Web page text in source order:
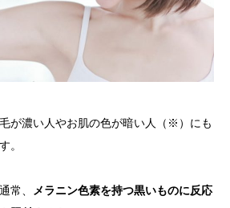
が濃い人やお肌の色が暗い人（※）にも
。
常、 メラニン色素を持つ黒いものに反応